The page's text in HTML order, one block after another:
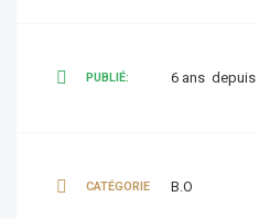
PUBLIÉ: 6 ans depuis
CATÉGORIE B.O